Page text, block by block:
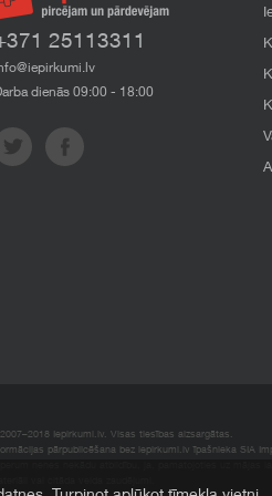
25113311
dienās 09:00 - 18:00
Iepirkumi.lv. Visas tiesības aizsargātas.
pārpublicēšana bez iepirkumi.lv īpašnieka SIA